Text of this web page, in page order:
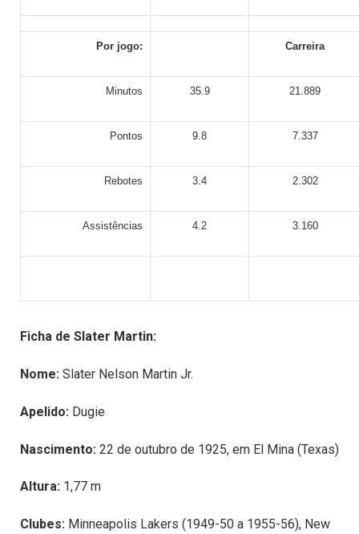
Por jogo: Carreira
Minutos 35.9 21.889
Pontos 9.8 7.337
Rebotes 3.4 2.302
Assistências 4.2 3.160
Ficha de Slater Martin:
Nome: Slater Nelson Martin Jr.
Apelido: Dugie
Nascimento: 22 de outubro de 1925, em El Mina (Texas)
Altura: 1,77 m
Clubes: Minneapolis Lakers (1949-50 a 1955-56), New